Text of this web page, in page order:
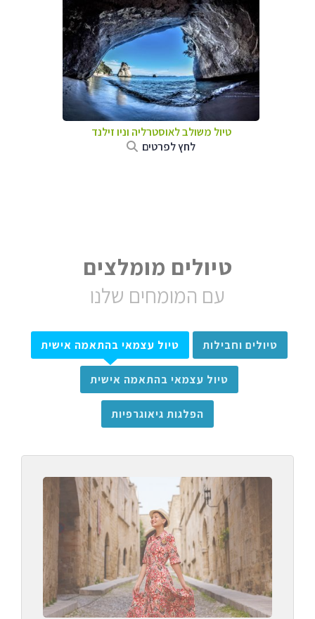
טיול משולב לאוסטרליה וניו זילנד
לחץ לפרטים
טיולים מומלצים
עם המומחים שלנו
טיולים וחבילות טיול עצמאי בהתאמה אישית
טיול עצמאי בהתאמה אישית
הפלגות גיאוגרפיות